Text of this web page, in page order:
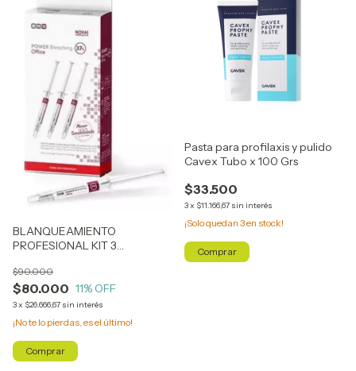
BLANQUEAMIENTO
PROFESIONAL KIT 3
RINDE HASTA 3 PACIENTES )
$80.000
$90.000
11% OFF
3x $26.666,67 sin interés
¡No te lo pierdas, es el último!
Pasta para profilaxis y pulido
Cavex Tubo x 100 Grs
$33.500
3x $11.166,67 sin interés
¡Solo quedan 3en stock!